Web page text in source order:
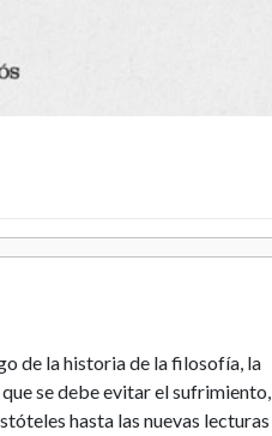
de la historia de la filosofía, la
se debe evitar el sufrimiento,
hasta las nuevas lecturas